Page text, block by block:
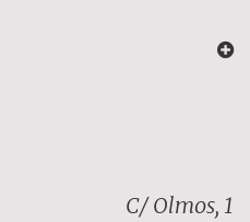
C/ Olmos, 1